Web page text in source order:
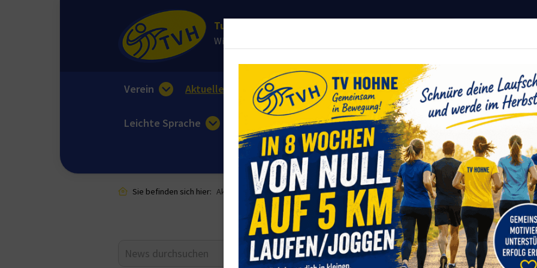
Turnverein Hohne von 1911 e.V.
Wir sorgen für Deine Fitness
Verein Aktuelles Events Sportangebote Service
Leichte Sprache
Sie befinden sich hier: Aktuelles Newsroom Große Ehre für den TV Hohne